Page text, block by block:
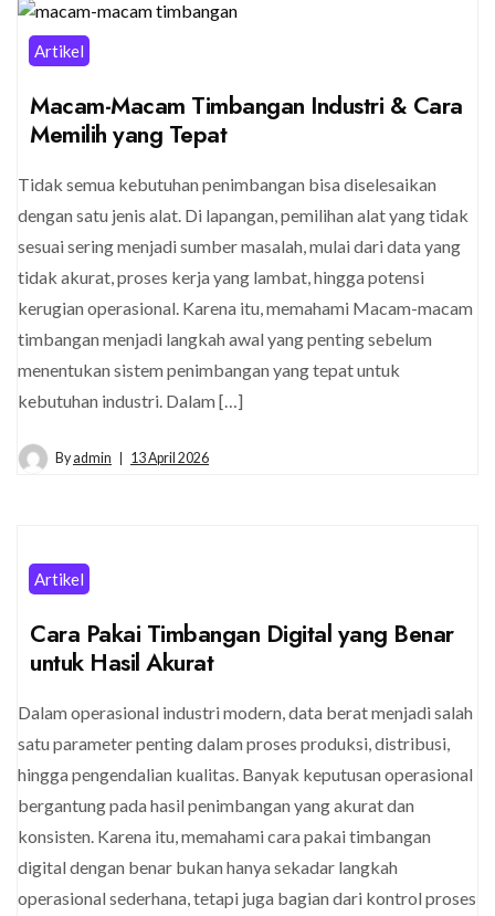
Artikel
Macam-Macam Timbangan Industri & Cara
Memilih yang Tepat
Tidak semua kebutuhan penimbangan bisa diselesaikan
dengan satu jenis alat. Di lapangan, pemilihan alat yang tidak
sesuai sering menjadi sumber masalah, mulai dari data yang
tidak akurat, proses kerja yang lambat, hingga potensi
kerugian operasional. Karena itu, memahami Macam-macam
timbangan menjadi langkah awal yang penting sebelum
menentukan sistem penimbangan yang tepat untuk
kebutuhan industri. Dalam […]
By admin 13 April 2026
Artikel
Cara Pakai Timbangan Digital yang Benar
untuk Hasil Akurat
Dalam operasional industri modern, data berat menjadi salah
satu parameter penting dalam proses produksi, distribusi,
hingga pengendalian kualitas. Banyak keputusan operasional
bergantung pada hasil penimbangan yang akurat dan
konsisten. Karena itu, memahami cara pakai timbangan
digital dengan benar bukan hanya sekadar langkah
operasional sederhana, tetapi juga bagian dari kontrol proses